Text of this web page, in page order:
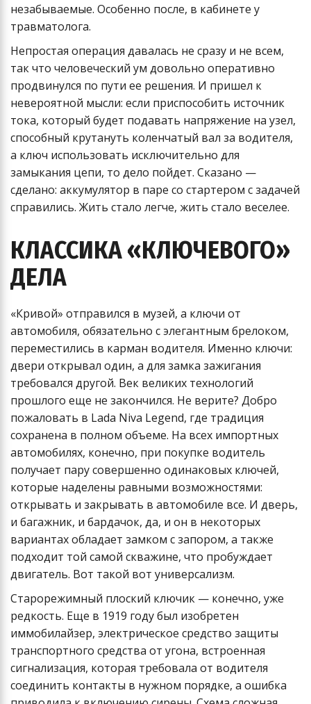
незабываемые. Особенно после, в кабинете у
травматолога.
Непростая операция давалась не сразу и не всем,
так что человеческий ум довольно оперативно
продвинулся по пути ее решения. И пришел к
невероятной мысли: если приспособить источник
тока, который будет подавать напряжение на узел,
способный крутануть коленчатый вал за водителя,
а ключ использовать исключительно для
замыкания цепи, то дело пойдет. Сказано —
сделано: аккумулятор в паре со стартером с задачей
справились. Жить стало легче, жить стало веселее.
КЛАССИКА «КЛЮЧЕВОГО»
ДЕЛА
«Кривой» отправился в музей, а ключи от
автомобиля, обязательно с элегантным брелоком,
переместились в карман водителя. Именно ключи:
двери открывал один, а для замка зажигания
требовался другой. Век великих технологий
прошлого еще не закончился. Не верите? Добро
пожаловать в Lada Niva Legend, где традиция
сохранена в полном объеме. На всех импортных
автомобилях, конечно, при покупке водитель
получает пару совершенно одинаковых ключей,
которые наделены равными возможностями:
открывать и закрывать в автомобиле все. И дверь,
и багажник, и бардачок, да, и он в некоторых
вариантах обладает замком с запором, а также
подходит той самой скважине, что пробуждает
двигатель. Вот такой вот универсализм.
Старорежимный плоский ключик — конечно, уже
редкость. Еще в 1919 году был изобретен
иммобилайзер, электрическое средство защиты
транспортного средства от угона, встроенная
сигнализация, которая требовала от водителя
соединить контакты в нужном порядке, а ошибка